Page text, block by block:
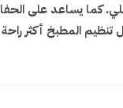
كما يساعد على
المطبخ أكثر